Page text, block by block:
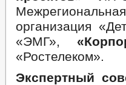
организация
«ЭМГ»,
«Ростелеком».
Экспертный